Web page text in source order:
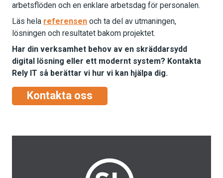
arbetsflöden och en enklare arbetsdag för personalen.
Läs hela referensen och ta del av utmaningen,
lösningen och resultatet bakom projektet.
Har din verksamhet behov av en skräddarsydd
digital lösning eller ett modernt system? Kontakta
Rely IT så berättar vi hur vi kan hjälpa dig.
Kontakta oss